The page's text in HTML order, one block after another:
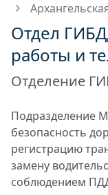
Отдел
работы и
Отделение
Подразделение
безопасность
регистрацию
замену
соблюдением